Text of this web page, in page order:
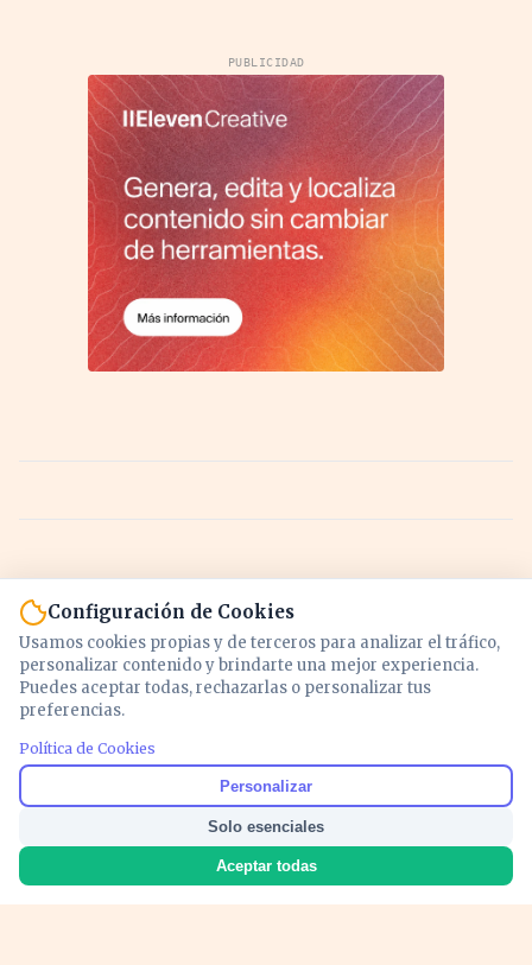
PUBLICIDAD
Noticias y análisis de economía, mercados,
inversión y política. Información actualizada
para entender lo que mueve tu dinero y tu
país.
Configuración de Cookies
Usamos cookies propias y de terceros para analizar el tráfico,
personalizar contenido y brindarte una mejor experiencia.
Puedes aceptar todas, rechazarlas o personalizar tus
preferencias.
Política de Cookies
Personalizar
Solo esenciales
Aceptar todas